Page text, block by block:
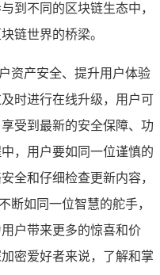
到不同的区块链生态中，
链世界的桥梁。
资产安全、提升用户体验
时进行在线升级，用户可
受到最新的安全保障、功
，用户要如同一位谨慎的
全和仔细检查更新内容，
断如同一位智慧的舵手，
户带来更多的惊喜和价
密爱好者来说，了解和掌